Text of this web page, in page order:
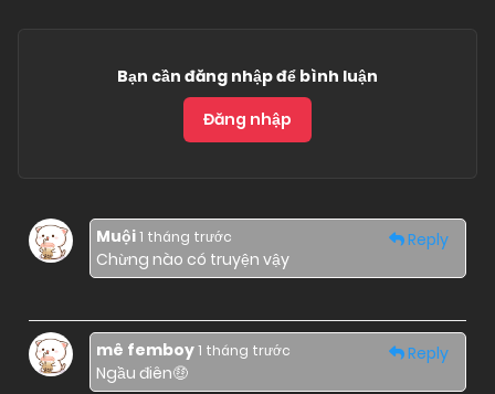
Bạn cần đăng nhập để bình luận
Đăng nhập
Muội1 tháng trước
Chừng nào có truyện vậy
Reply
mê femboy1 tháng trước
Ngầu điên🤑
Reply